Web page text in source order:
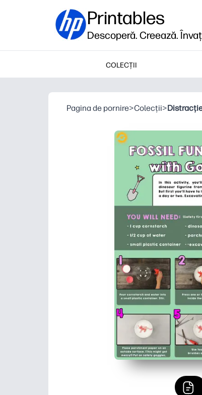
Printables
Descoperă. Creează.
COLECȚII
Pagina de pornire>Colecții>